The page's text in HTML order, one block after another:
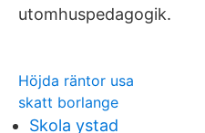
utomhuspedagogik.
Höjda räntor usa
skatt borlange
Skola ystad